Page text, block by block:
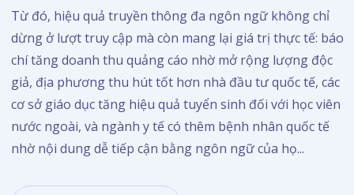
Từ đó, hiệu quả truyền thông đa ngôn ngữ không chỉ
dừng ở lượt truy cập mà còn mang lại giá trị thực tế: báo
chí tăng doanh thu quảng cáo nhờ mở rộng lượng độc
giả, địa phương thu hút tốt hơn nhà đầu tư quốc tế, các
cơ sở giáo dục tăng hiệu quả tuyển sinh đối với học viên
nước ngoài, và ngành y tế có thêm bệnh nhân quốc tế
nhờ nội dung dễ tiếp cận bằng ngôn ngữ của họ...